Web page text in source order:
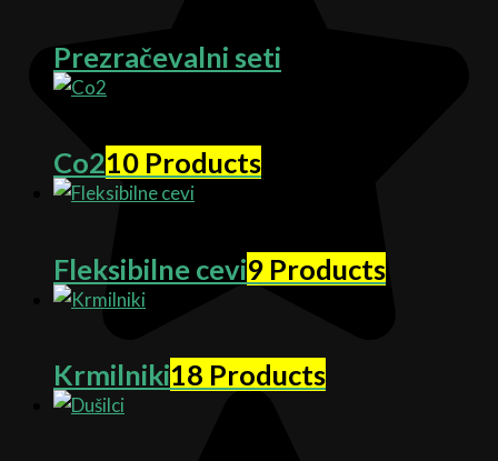
Prezračevalni seti
Co210 Products
Fleksibilne cevi9 Products
Krmilniki18 Products